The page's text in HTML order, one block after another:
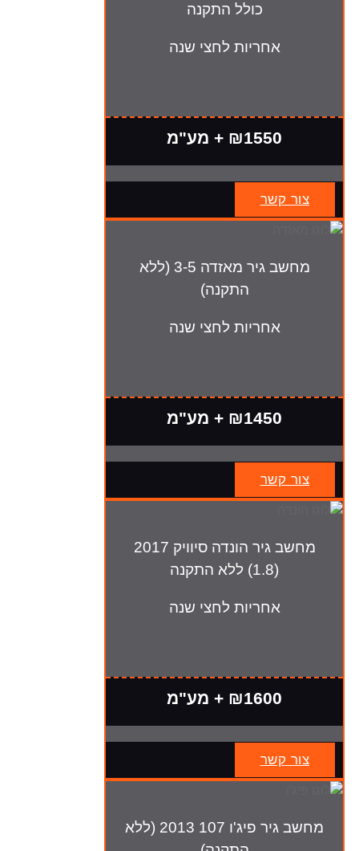
כולל התקנה
אחריות לחצי שנה
₪1550 + מע"מ
צור קשר
מחשב גיר מאזדה 3-5 (ללא
התקנה)
אחריות לחצי שנה
₪1450 + מע"מ
צור קשר
מחשב גיר הונדה סיוויק 2017
(1.8) ללא התקנה
אחריות לחצי שנה
₪1600 + מע"מ
צור קשר
מחשב גיר פיג'ו 107 2013 (ללא